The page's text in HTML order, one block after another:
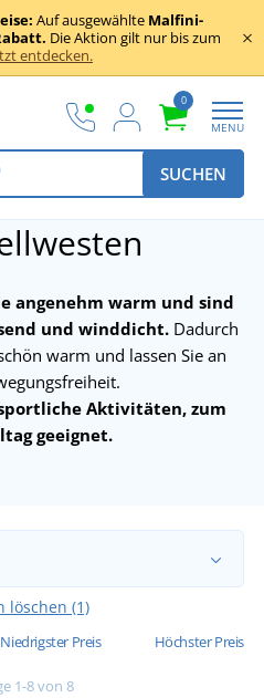
Auf ausgewählte Malfini-
Die Aktion gilt nur bis zum
entdecken.
0
MENU
SUCHEN
angenehm warm und sind
und winddicht. Dadurch
warm und lassen Sie an
Aktivitäten, zum
geeignet.
löschen (1)
Niedrigster Preis Höchster Preis
1-8 von 8